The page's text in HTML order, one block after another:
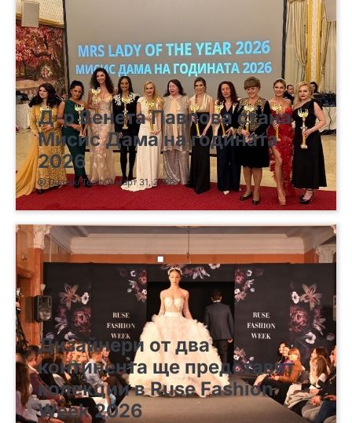
Д-р Венета Павлова стана
Мисис Дама на годината
2026
Damski Team март 31, 2026
Дизайнери от два
континента ще представят
колекции в Ruse Fashion
Week 2026